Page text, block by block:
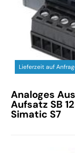
Lieferzeit auf
Analoges
Aufsatz SB
Simatic S7